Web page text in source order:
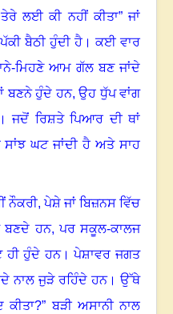
ਲਈ ਕੀ ਨਹੀਂ ਕੀਤਾ” ਜਾਂ
ਪੱਕੀ ਬੈਠੀ ਹੁੰਦੀ ਹੈ। ਕਈ ਵਾਰ
ਮਿਹਣੇ ਆਮ ਗੱਲ ਬਣ ਜਾਂਦੇ
ਬਣਨੇ ਹੁੰਦੇ ਹਨ, ਉਹਧੁੱਪ ਵਾਂਗ
ਜਦੋਂ ਰਿਸ਼ਤੇ ਪਿਆਰ ਦੀ ਥਾਂ
ਸਾਂਝ ਘਟ ਜਾਂਦੀ ਹੈ ਅਤੇ ਸਾਹ
ਨੌਕਰੀ,ਪੇਸ਼ੇ ਜਾਂ ਬਿਜ਼ਨਸ ਵਿੱਚ
ਬਣਦੇ ਹਨ,ਪਰ ਸਕੂਲ-ਕਾਲਜ
ਹੀ ਹੁੰਦੇ ਹਨ। ਪੇਸ਼ਾਵਰ ਜਗਤ
ਨਾਲ ਜੁੜੇ ਰਹਿੰਦੇ ਹਨ। ਉੱਥੇ
ਕੀਤਾ?”ਬੜੀ ਅਸਾਨੀ ਨਾਲ